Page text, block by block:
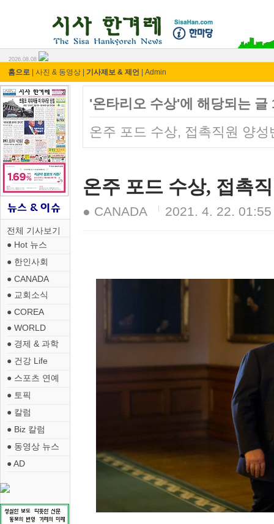
2026.08.08
홈으로 사진 & 동영상 기사제보 & 제언 Admin
전체 기사보기
● Hot 뉴스
● 한인사회
● CANADA
● 교회소식
● COREA
● WORLD
● 경제 & 과학
● 건강 Life
● 스포츠 연예
● 토픽
● 칼럼
● Biz 칼럼
● 동영상 뉴스
● AD
'온타리오 수상'에 해당되는 글
온주 포드 수상, 접촉직원 양성
온주 포드 수상, 접촉
● CANADA 2021. 4. 22. 01:55